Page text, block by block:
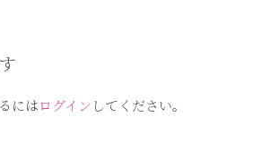
にはログイン してください。